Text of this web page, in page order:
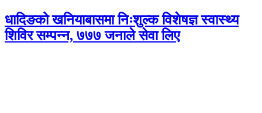
धादिङको खनियाबासमा निःशुल्क विशेषज्ञ स्वास्थ्य
शिविर सम्पन्न, ७७७ जनाले सेवा लिए